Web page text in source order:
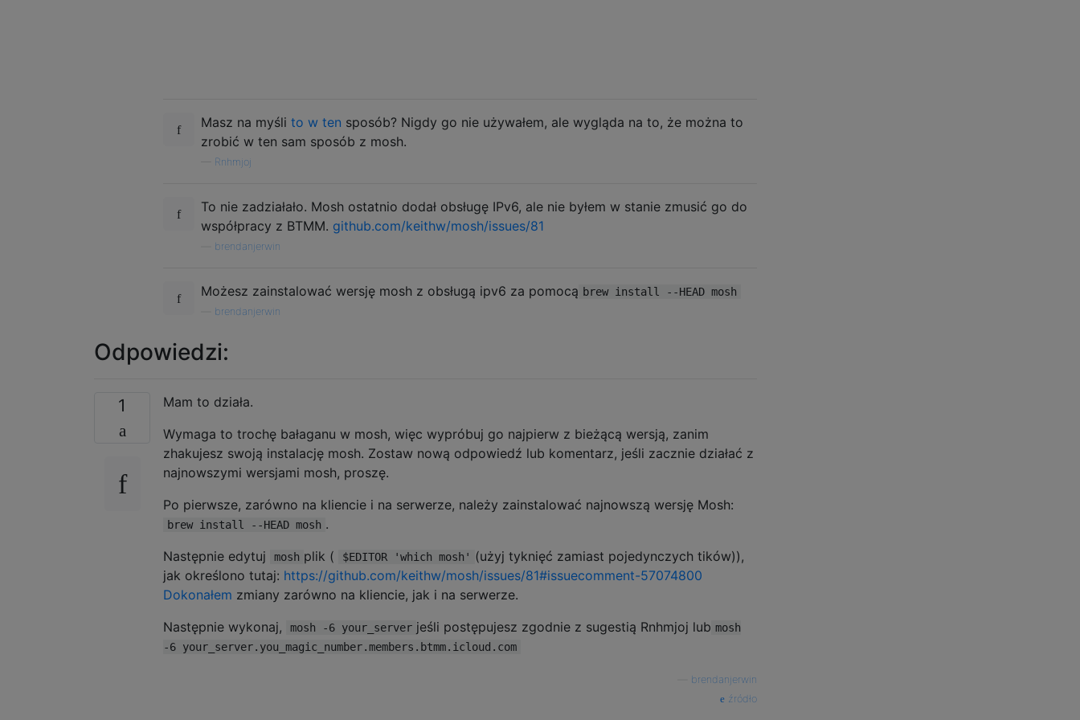
Masz na myśli to w ten sposób? Nigdy go nie używałem, ale wygląda na to, że można to
zrobić w ten sam sposób z mosh.
Rnhmjoj
To nie zadziałało. Mosh ostatnio dodał obsługę IPv6, ale nie byłem w stanie zmusić go do
współpracy z BTMM. github.com/keithw/mosh/issues/81
brendanjerwin
Możesz zainstalować wersję mosh z obsługą ipv6 za pomocą brew install --HEAD mosh
brendanjerwin
Odpowiedzi:
1
Mam to działa.
Wymaga to trochę bałaganu w mosh, więc wypróbuj go najpierw z bieżącą wersją, zanim
zhakujesz swoją instalację mosh. Zostaw nową odpowiedź lub komentarz, jeśli zacznie działać z
najnowszymi wersjami mosh, proszę.
Po pierwsze, zarówno na kliencie i na serwerze, należy zainstalować najnowszą wersję Mosh:
brew install --HEAD mosh .
Następnie edytuj
mosh plik ( $EDITOR 'which mosh' (użyj tyknięć zamiast pojedynczych tików)),
jak określono tutaj: https://github.com/keithw/mosh/issues/81#issuecomment-57074800
Dokonałem zmiany zarówno na kliencie, jak i na serwerze.
Następnie wykonaj,
mosh -6 your_server jeśli postępujesz zgodnie z sugestią Rnhmjoj lub mosh
-6 your_server.you_magic_number.members.btmm.icloud.com
brendanjerwin
źródło